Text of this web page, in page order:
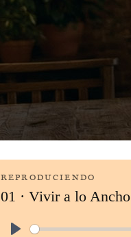
REPRODUCIENDO
01 · Vivir a lo Ancho